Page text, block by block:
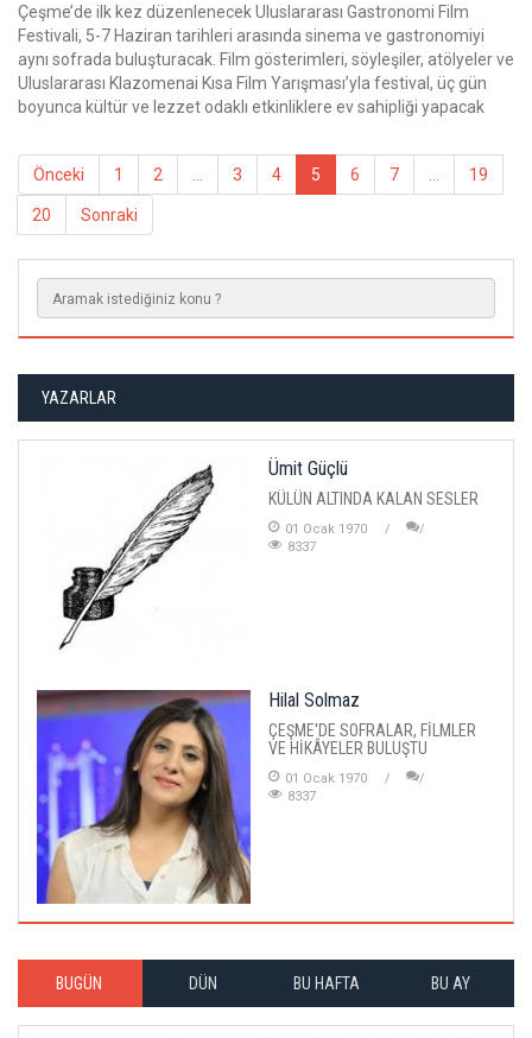
Çeşme’de ilk kez düzenlenecek Uluslararası Gastronomi Film
Festivali, 5-7 Haziran tarihleri arasında sinema ve gastronomiyi
aynı sofrada buluşturacak. Film gösterimleri, söyleşiler, atölyeler ve
Uluslararası Klazomenai Kısa Film Yarışması’yla festival, üç gün
boyunca kültür ve lezzet odaklı etkinliklere ev sahipliği yapacak
Önceki 1 2 3 4 5 6 7 19
20 Sonraki
YAZARLAR
Ümit Güçlü
KÜLÜN ALTINDA KALAN SESLER
01 Ocak 1970
8337
Hilal Solmaz
ÇEŞME'DE SOFRALAR, FİLMLER
VE HİKÂYELER BULUŞTU
01 Ocak 1970
8337
BUGÜN DÜN BU HAFTA BU AY